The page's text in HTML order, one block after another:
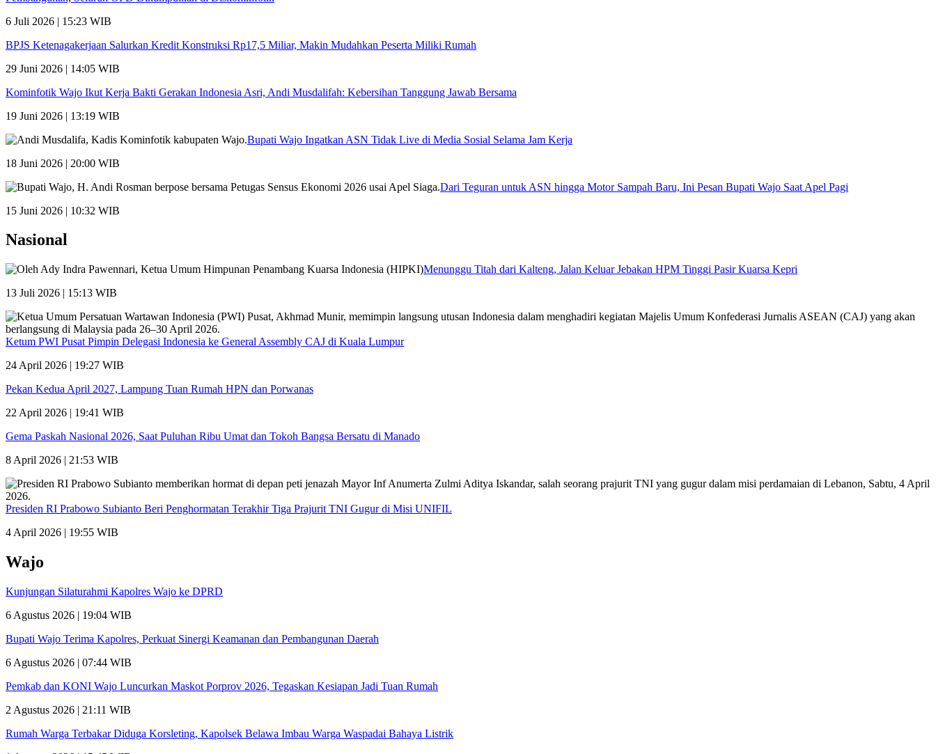
6 Juli 2026 | 15:23 WIB
BPJS Ketenagakerjaan Salurkan Kredit Konstruksi Rp17,5 Miliar, Makin Mudahkan Peserta Miliki Rumah
29 Juni 2026 | 14:05 WIB
Kominfotik Wajo Ikut Kerja Bakti Gerakan Indonesia Asri, Andi Musdalifah: Kebersihan Tanggung Jawab Bersama
19 Juni 2026 | 13:19 WIB
Bupati Wajo Ingatkan ASN Tidak Live di Media Sosial Selama Jam Kerja
18 Juni 2026 | 20:00 WIB
Dari Teguran untuk ASN hingga Motor Sampah Baru, Ini Pesan Bupati Wajo Saat Apel Pagi
15 Juni 2026 | 10:32 WIB
Nasional
Menunggu Titah dari Kalteng, Jalan Keluar Jebakan HPM Tinggi Pasir Kuarsa Kepri
13 Juli 2026 | 15:13 WIB
Ketum PWI Pusat Pimpin Delegasi Indonesia ke General Assembly CAJ di Kuala Lumpur
24 April 2026 | 19:27 WIB
Pekan Kedua April 2027, Lampung Tuan Rumah HPN dan Porwanas
22 April 2026 | 19:41 WIB
Gema Paskah Nasional 2026, Saat Puluhan Ribu Umat dan Tokoh Bangsa Bersatu di Manado
8 April 2026 | 21:53 WIB
Presiden RI Prabowo Subianto Beri Penghormatan Terakhir Tiga Prajurit TNI Gugur di Misi UNIFIL
4 April 2026 | 19:55 WIB
Wajo
Kunjungan Silaturahmi Kapolres Wajo ke DPRD
6 Agustus 2026 | 19:04 WIB
Bupati Wajo Terima Kapolres, Perkuat Sinergi Keamanan dan Pembangunan Daerah
6 Agustus 2026 | 07:44 WIB
Pemkab dan KONI Wajo Luncurkan Maskot Porprov 2026, Tegaskan Kesiapan Jadi Tuan Rumah
2 Agustus 2026 | 21:11 WIB
Rumah Warga Terbakar Diduga Korsleting, Kapolsek Belawa Imbau Warga Waspadai Bahaya Listrik